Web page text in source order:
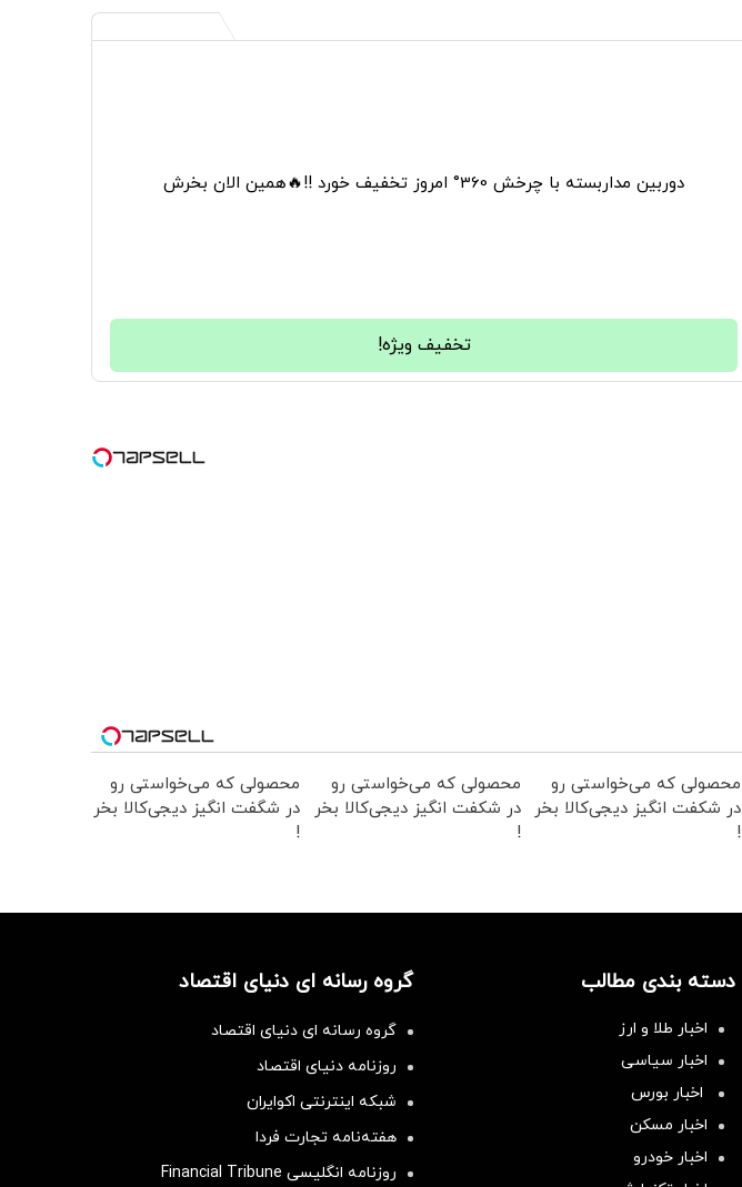
دوربین مداربسته با چرخش 360° امروز تخفیف خورد !!🔥همین الان بخرش
تخفیف ویژه!
محصولی که می‌خواستی رو
در شکفت انگیز دیجی‌کالا بخر
!
محصولی که می‌خواستی رو
در شکفت انگیز دیجی‌کالا بخر
!
محصولی که می‌خواستی رو
در شگفت انگیز دیجی‌کالا بخر
!
دسته بندی مطالب
اخبار طلا و ارز
اخبار سیاسی
اخبار بورس
اخبار مسکن
اخبار خودرو
گروه رسانه ای دنیای اقتصاد
گروه رسانه ای دنیای اقتصاد
روزنامه دنیای اقتصاد
شبکه اینترنتی اکوایران
هفته‌نامه تجارت فردا
روزنامه انگلیسی Financial Tribune